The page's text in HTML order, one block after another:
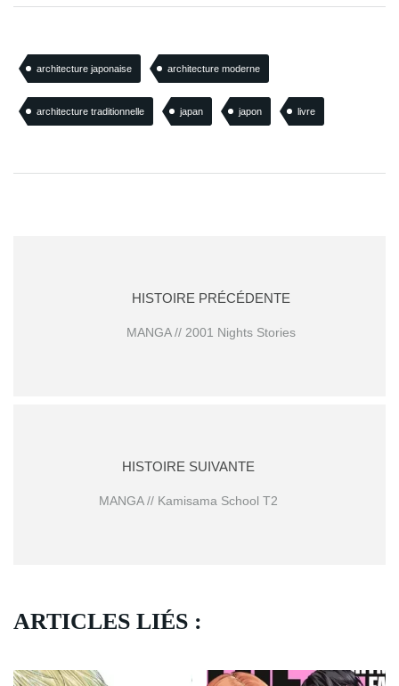
architecture japonaise architecture moderne
architecture traditionnelle japan japon livre
HISTOIRE PRÉCÉDENTE
MANGA // 2001 Nights Stories
HISTOIRE SUIVANTE
MANGA // Kamisama School T2
ARTICLES LIÉS :